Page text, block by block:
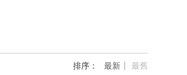
排序： 最新 最舊